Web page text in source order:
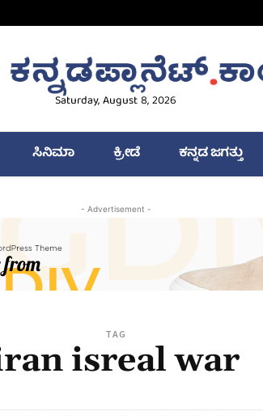
Saturday, August 8, 2026
ಸಿನಿಮಾ ಕ್ರೀಡೆ ಕನ್ನಡ ಜಗತ್ತು
- Advertisement -
TAG
isreal war